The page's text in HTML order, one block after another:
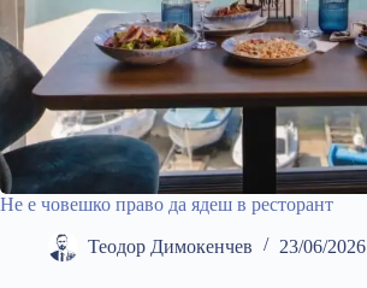
Не е човешко право да ядеш в ресторант
Теодор Димокенчев 23/06/2026